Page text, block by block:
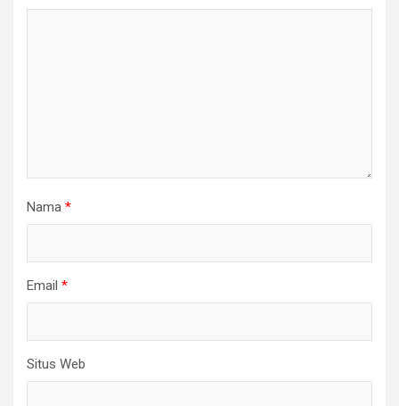
Nama *
Email *
Situs Web